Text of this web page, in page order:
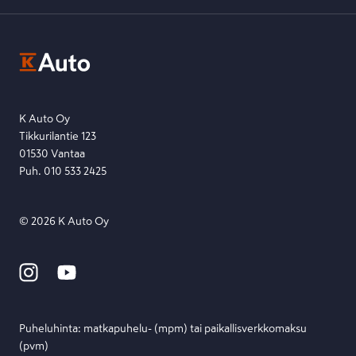
Etsi toimipiste
K Auto Oy
Tikkurilantie 123
01530 Vantaa
Puh. 010 533 2425
© 2026 K Auto Oy
Puheluhinta: matka­puhelu- (mpm) tai paikallis­verkko­maksu
(pvm)